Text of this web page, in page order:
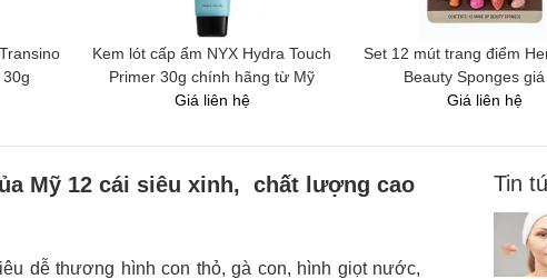
Kem lót cấp ẩm NYX Hydra Touch
Primer 30g chính hãng từ Mỹ
Giá liên hệ
Set 12 mút trang điểm
Beauty Sponges
Giá liên hệ
Mỹ 12 cái siêu xinh, chất lượng cao
dễ thương hình con thỏ, gà con, hình giọt nước,
Tin